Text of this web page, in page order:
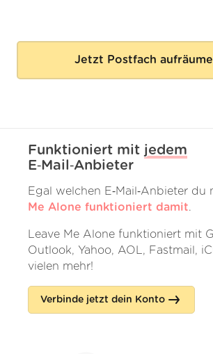
Jetzt Postfach
Funktioniert mit jedem
E‑Mail‑Anbieter
Egal welchen E‑Mail‑Anbieter du
Me Alone funktioniert damit.
Leave Me Alone funktioniert mit
Outlook, Yahoo, AOL, Fastmail,
vielen mehr!
Verbinde jetzt dein Konto